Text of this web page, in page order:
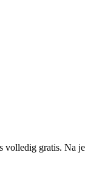
volledig gratis. Na